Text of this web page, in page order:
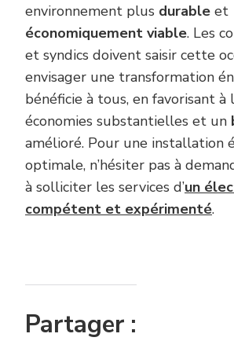
environnement plus durable et
économiquement viable. Les
et syndics doivent saisir cette
envisager une transformation
bénéficie à tous, en favorisant à
économies substantielles et un
amélioré. Pour une installation
optimale, n’hésiter pas à
à solliciter les services d’un
compétent et expérimenté.
Partager :